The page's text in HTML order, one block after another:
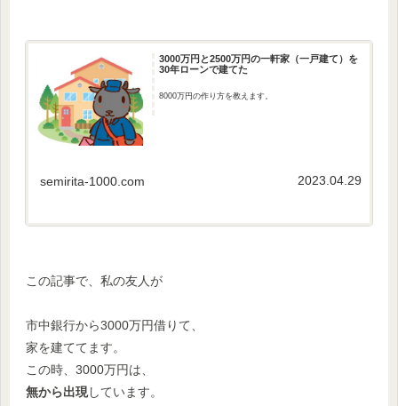
3000万円と2500万円の一軒家（一戸建て）を
30年ローンで建てた
8000万円の作り方を教えます。
semirita-1000.com 2023.04.29
この記事で、私の友人が
市中銀行から3000万円借りて、
家を建ててます。
この時、3000万円は、
無から出現しています。